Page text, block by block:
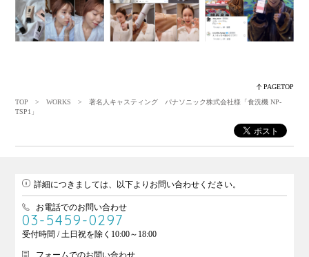
PAGETOP
TOP
>WORKS
> 著名人キャスティング パナソニック株式会社様「食洗機 NP-
TSP1」
詳細につきましては、以下よりお問い合わせください。
お電話でのお問い合わせ
03-5459-0297
受付時間 / 土日祝を除く10:00～18:00